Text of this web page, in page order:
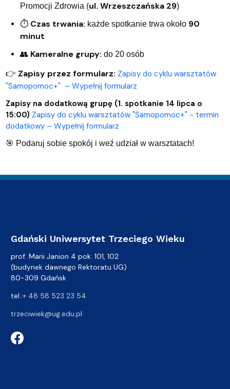
Promocji Zdrowia (ul. Wrzeszczańska 29)
⏱ Czas trwania: każde spotkanie trwa około 90
minut
👥 Kameralne grupy: do 20 osób
👉 Zapisy przez formularz: Zapisy do cyklu warsztatów
"Samopomoc+" – Wypełnij formularz
Zapisy na dodatkową grupę (1. spotkanie 14 lipca o
15:00) Zapisy do cyklu warsztatów "Samopomoc+" - termin
dodatkowy – Wypełnij formularz
🎯 Podaruj sobie spokój i weź udział w warsztatach!
Gdański Uniwersytet Trzeciego Wieku
prof. Marii Janion 4 pok. 101, 102
(budynek dawnego Rektoratu UG)
80-309 Gdańsk
tel.:+ 48 58 523 23 54
trzeciwiek@ug.edu.pl